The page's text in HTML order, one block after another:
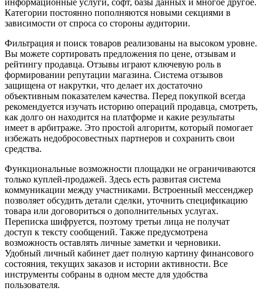
информационные услуги, софт, базы данных и многое другое.
Категории постоянно пополняются новыми секциями в
зависимости от спроса со стороны аудитории.
Фильтрация и поиск товаров реализованы на высоком уровне.
Вы можете сортировать предложения по цене, отзывам и
рейтингу продавца. Отзывы играют ключевую роль в
формировании репутации магазина. Система отзывов
защищена от накрутки, что делает их достаточно
объективным показателем качества. Перед покупкой всегда
рекомендуется изучать историю операций продавца, смотреть,
как долго он находится на платформе и какие результаты
имеет в арбитраже. Это простой алгоритм, который помогает
избежать недобросовестных партнеров и сохранить свои
средства.
Функциональные возможности площадки не ограничиваются
только куплей-продажей. Здесь есть развитая система
коммуникации между участниками. Встроенный мессенджер
позволяет обсудить детали сделки, уточнить спецификацию
товара или договориться о дополнительных услугах.
Переписка шифруется, поэтому третьи лица не получат
доступ к тексту сообщений. Также предусмотрена
возможность оставлять личные заметки и черновики.
Удобный личный кабинет дает полную картину финансового
состояния, текущих заказов и истории активности. Все
инструменты собраны в одном месте для удобства
пользователя.